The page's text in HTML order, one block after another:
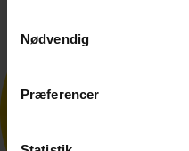
Nødvendig
Præferencer